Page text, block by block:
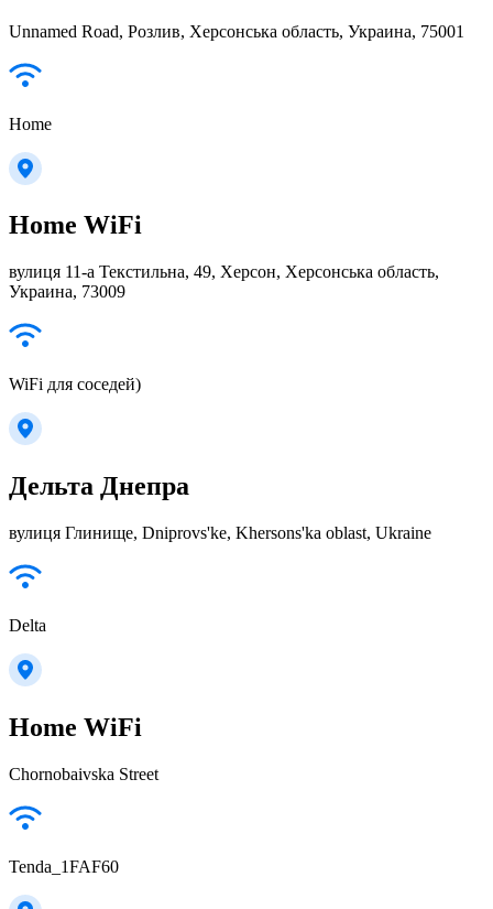
Unnamed Road, Розлив, Херсонська область, Украина, 75001
Home
Home WiFi
вулиця 11-а Текстильна, 49, Херсон, Херсонська область,
Украина, 73009
WiFi для соседей)
Дельта Днепра
вулиця Глинище, Dniprovs'ke, Khersons'ka oblast, Ukraine
Delta
Home WiFi
Chornobaivska Street
Tenda_1FAF60